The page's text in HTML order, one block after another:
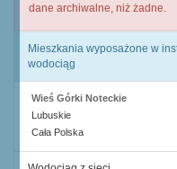
dane archiwalne, niż żadne.
Mieszkania wyposażone w
wodociąg
Wieś Górki Noteckie
Lubuskie
Cała Polska